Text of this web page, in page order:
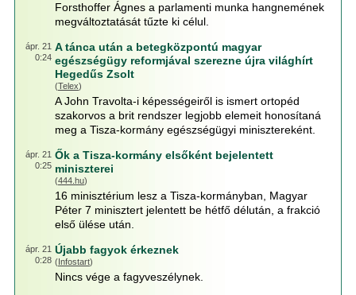
Forsthoffer Ágnes a parlamenti munka hangnemének
megváltoztatását tűzte ki célul.
ápr. 21
0:24
A tánca után a betegközpontú magyar
egészségügy reformjával szerezne újra világhírt
Hegedűs Zsolt
(Telex)
A John Travolta-i képességeiről is ismert ortopéd
szakorvos a brit rendszer legjobb elemeit honosítaná
meg a Tisza-kormány egészségügyi minisztereként.
ápr. 21
0:25
Ők a Tisza-kormány elsőként bejelentett
miniszterei
(444.hu)
16 minisztérium lesz a Tisza-kormányban, Magyar
Péter 7 minisztert jelentett be hétfő délután, a frakció
első ülése után.
ápr. 21
0:28
Újabb fagyok érkeznek
(Infostart)
Nincs vége a fagyveszélynek.